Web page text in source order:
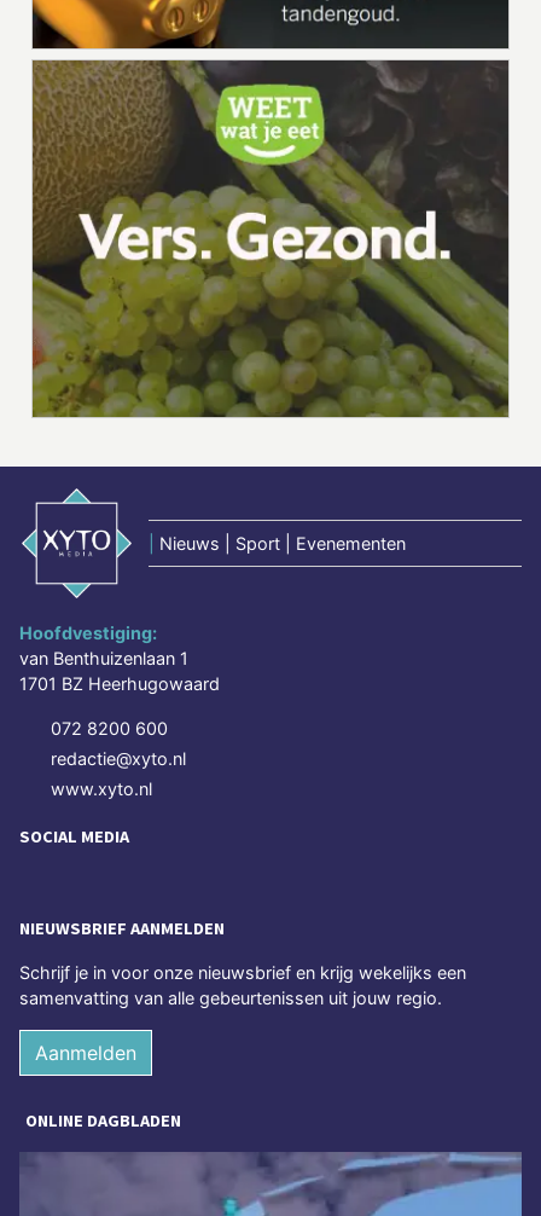
Nieuws | Sport | Evenementen
Hoofdvestiging:
van Benthuizenlaan 1
1701 BZ Heerhugowaard
072 8200 600
redactie@xyto.nl
www.xyto.nl
SOCIAL MEDIA
NIEUWSBRIEF AANMELDEN
Schrijf je in voor onze nieuwsbrief en krijg wekelijks een
samenvatting van alle gebeurtenissen uit jouw regio.
Aanmelden
ONLINE DAGBLADEN